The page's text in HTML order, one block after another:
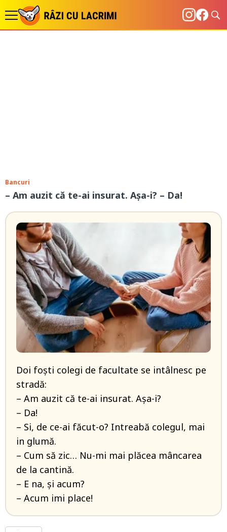
Bancuri
– Am auzit că te-ai insurat. Așa-i? – Da!
Doi foști colegi de facultate se intâlnesc pe
stradă:
– Am auzit că te-ai insurat. Așa-i?
– Da!
– Si, de ce-ai făcut-o? Intreabă colegul, mai
in glumă.
– Cum să zic… Nu-mi mai plăcea mâncarea
de la cantină.
– E na, și acum?
– Acum imi place!